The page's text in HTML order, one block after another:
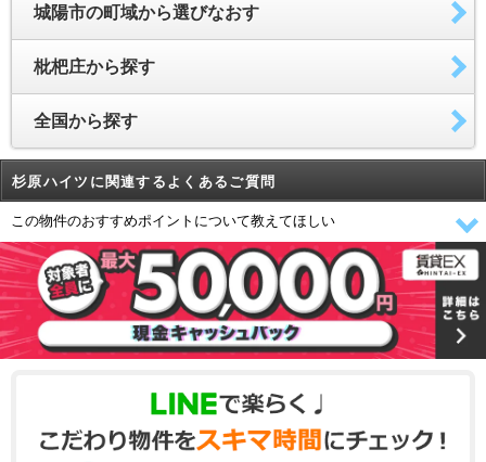
城陽市の町域から選びなおす
枇杷庄から探す
全国から探す
杉原ハイツに関連するよくあるご質問
この物件のおすすめポイントについて教えてほしい